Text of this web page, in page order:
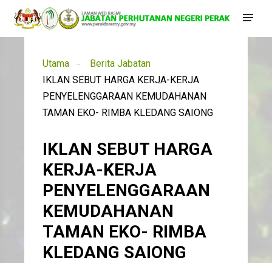
Utama
Berita Jabatan
IKLAN SEBUT HARGA KERJA-KERJA
PENYELENGGARAAN KEMUDAHANAN
TAMAN EKO- RIMBA KLEDANG SAIONG
IKLAN SEBUT HARGA
KERJA-KERJA
PENYELENGGARAAN
KEMUDAHANAN
TAMAN EKO- RIMBA
KLEDANG SAIONG